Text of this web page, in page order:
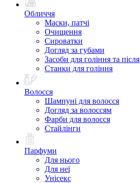
Обличчя
Маски, патчі
Очищення
Сироватки
Догляд за губами
Засоби для гоління та після
Станки для гоління
Волосся
Шампуні для волосся
Догляд за волоссям
Фарби для волосся
Стайлінги
Парфуми
Для нього
Для неї
Унісекс